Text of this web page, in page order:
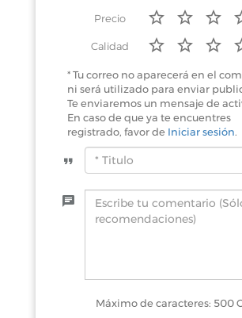
Cancún, Quintana Roo
Av. Lombardo Toledano Sm. 73
37-02 atras de la CTM.
Precio
Calidad
* Tu correo no aparecerá en el
ni será utilizado para enviar
Te enviaremos un mensaje de
En caso de que ya te encuentres
registrado, favor de Iniciar sesión.
Máximo de caracteres: 500